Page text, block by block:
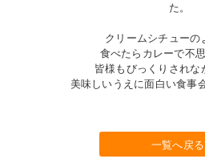
た。
クリームシチューの
食べたらカレーで不
皆様もびっくりされな
美味しいうえに面白い食事
一覧へ戻る